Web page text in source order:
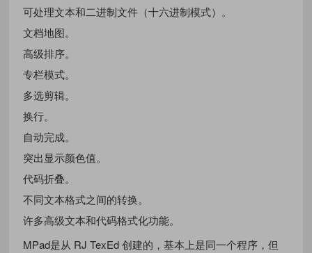
可处理文本和二进制文件（十六进制模式）。
文档地图。
高级排序。
专栏模式。
多选剪辑。
换行。
自动完成。
突出显示颜色值。
代码折叠。
不同文本格式之间的转换。
许多高级文本和代码格式化功能。
MPad是从 RJ TexEd 创建的，基本上是同一个程序，但